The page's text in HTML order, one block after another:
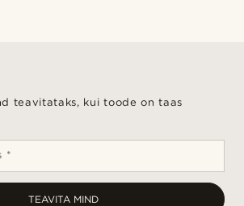
teavitataks, kui toode on taas
*
TEAVITA MIND